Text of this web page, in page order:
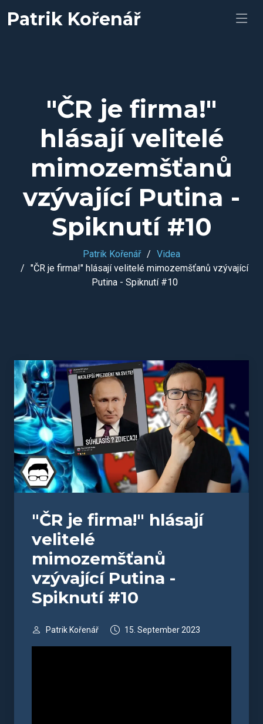
Patrik Kořenář
"ČR je firma!"
hlásají velitelé
mimozemšťanů
vzývající Putina -
Spiknutí #10
Patrik Kořenář
Videa
"ČR je firma!" hlásají velitelé mimozemšťanů vzývající
Putina - Spiknutí #10
"ČR je firma!" hlásají
velitelé
mimozemšťanů
vzývající Putina -
Spiknutí #10
Patrik Kořenář 15. September 2023